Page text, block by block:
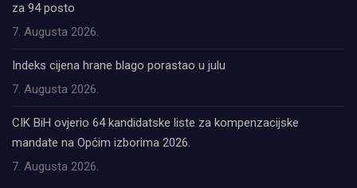
za 94 posto
7. Augusta 2026.
Indeks cijena hrane blago porastao u julu
7. Augusta 2026.
CIK BiH ovjerio 64 kandidatske liste za kompenzacijske
mandate na Općim izborima 2026.
7. Augusta 2026.